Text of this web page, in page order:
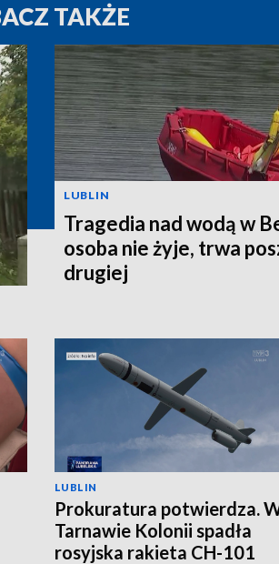
TAKŻE
LUBLIN
Tragedia nad wodą w
osoba nie żyje, trwa
drugiej
LUBLIN
Prokuratura potwierdza.
Tarnawie Kolonii spadła
rosyjska rakieta CH-101